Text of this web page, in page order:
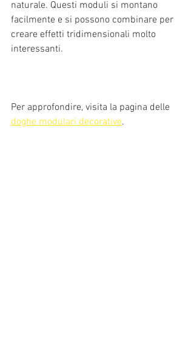
naturale. Questi moduli si montano
facilmente e si possono combinare per
creare effetti tridimensionali molto
interessanti.
Per approfondire, visita la pagina delle
doghe modulari decorative.